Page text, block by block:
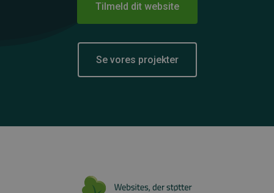
Tilmeld dit website
Se vores projekter